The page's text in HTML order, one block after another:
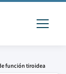
función tiroidea